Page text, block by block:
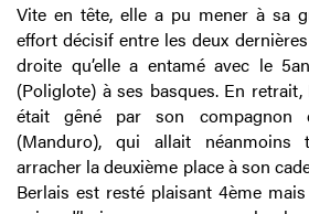
Vite en tête, elle a pu mener à sa
effort décisif entre les deux
droite qu’elle a entamé avec le
(Poliglote) à ses basques. En
était gêné par son compagnon
(Manduro), qui allait
arracher la deuxième place à son
Berlais est resté plaisant 4ème mais